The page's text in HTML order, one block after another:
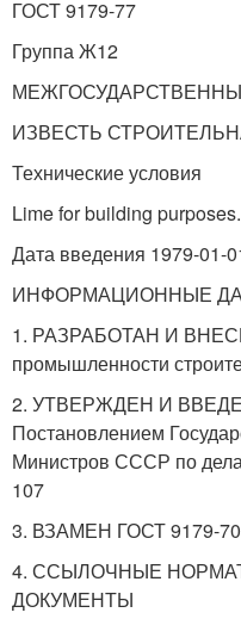
ГОСТ 9179-77
Группа Ж12
ИЗВЕСТЬ
Технические условия
Lime for building
Дата введения 1979-01-
ИНФОРМАЦИОННЫЕ
1. РАЗРАБОТАН И
промышленности
2. УТВЕРЖДЕН И
Постановлением
Министров СССР по
107
3. ВЗАМЕН ГОСТ 9179-70
4. ССЫЛОЧНЫЕ
ДОКУМЕНТЫ